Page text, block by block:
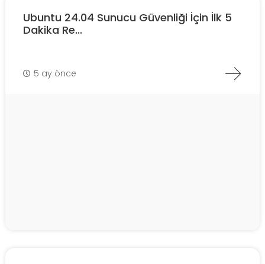
Ubuntu 24.04 Sunucu Güvenliği İçin İlk 5
Dakika Re...
5 ay önce